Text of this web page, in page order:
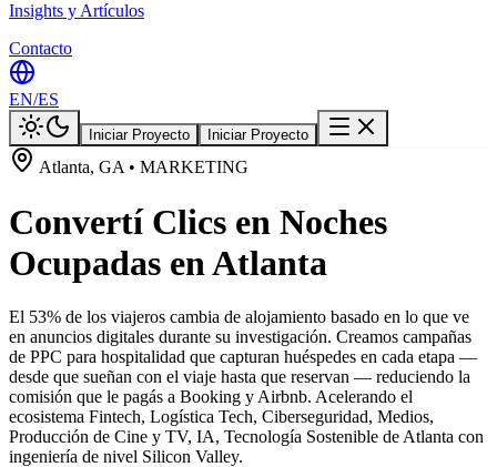
Insights y Artículos
Contacto
EN/ES
Iniciar Proyecto Iniciar Proyecto
Atlanta, GA • MARKETING
Convertí Clics en Noches
Ocupadas en Atlanta
El 53% de los viajeros cambia de alojamiento basado en lo que ve
en anuncios digitales durante su investigación. Creamos campañas
de PPC para hospitalidad que capturan huéspedes en cada etapa —
desde que sueñan con el viaje hasta que reservan — reduciendo la
comisión que le pagás a Booking y Airbnb. Acelerando el
ecosistema Fintech, Logística Tech, Ciberseguridad, Medios,
Producción de Cine y TV, IA, Tecnología Sostenible de Atlanta con
ingeniería de nivel Silicon Valley.